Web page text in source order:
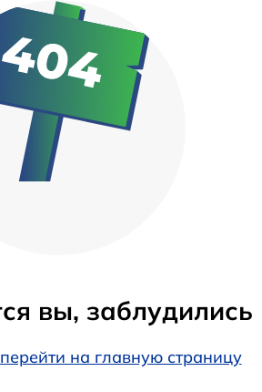
вы, заблудились
перейти на главную страницу